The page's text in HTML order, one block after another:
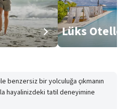
Lüks
benzersiz bir yolculuğa çıkmanın
hayalinizdeki tatil deneyimine